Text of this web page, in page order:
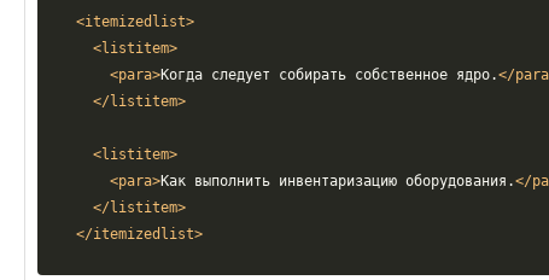
<itemizedlist>
<listitem>
<para>Когда следует собирать собственное ядро.</
</listitem>
<listitem>
<para>Как выполнить инвентаризацию оборудования.</
</listitem>
</itemizedlist>